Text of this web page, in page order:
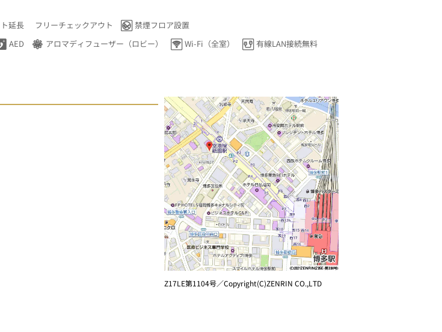
延長 フリーチェックアウト
禁煙フロア設置
AED アロマディフューザー（ロビー） Wi-Fi（全室）
有線LAN接続無料
Z17LE第1104号／Copyright(C)ZENRIN CO.,LTD